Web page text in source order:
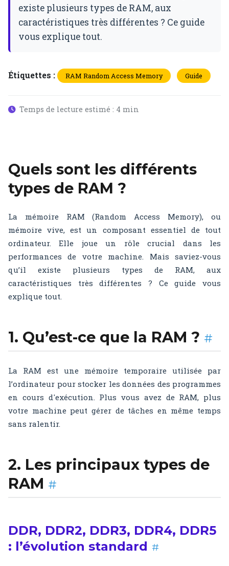
existe plusieurs types de RAM, aux
caractéristiques très différentes ? Ce guide
vous explique tout.
Étiquettes : RAM Random Access Memory Guide
Temps de lecture estimé : 4 min
Quels sont les différents
types de RAM ?
La mémoire RAM (Random Access Memory), ou
mémoire vive, est un composant essentiel de tout
ordinateur. Elle joue un rôle crucial dans les
performances de votre machine. Mais saviez-vous
qu’il existe plusieurs types de RAM, aux
caractéristiques très différentes ? Ce guide vous
explique tout.
1. Qu’est-ce que la RAM ? #
La RAM est une mémoire temporaire utilisée par
l’ordinateur pour stocker les données des programmes
en cours d'exécution. Plus vous avez de RAM, plus
votre machine peut gérer de tâches en même temps
sans ralentir.
2. Les principaux types de
RAM #
DDR, DDR2, DDR3, DDR4, DDR5
: l’évolution standard #